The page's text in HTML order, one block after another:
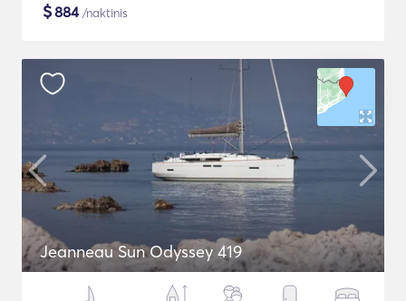
$884/naktinis
Jeanneau Sun Odyssey 419